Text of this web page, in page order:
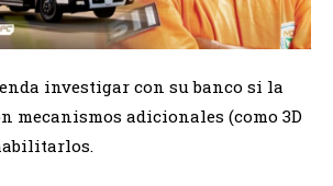
investigar con su banco si la
mecanismos adicionales (como 3D